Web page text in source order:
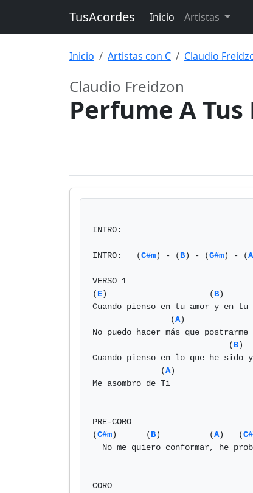
TusAcordes Inicio Artistas
Inicio Artistas con C Claudio
Claudio Freidzon
Perfume A Tus
INTRO:
INTRO:   (C#m) - (B) - (G#m) - (A
VERSO 1
(E)                     (B)
Cuando pienso en tu amor y en
                (
A)
No puedo hacer más que
                            (
B)
Cuando pienso en lo que he sido
              (
A)
Me asombro de Ti
PRE-CORO
(C#m)      (B)          (A)   (
CORO